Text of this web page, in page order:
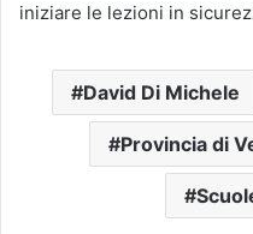
iniziare le lezioni in
David Di Michele
Provincia di